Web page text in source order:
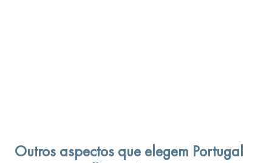
Outros aspectos que elegem Portugal